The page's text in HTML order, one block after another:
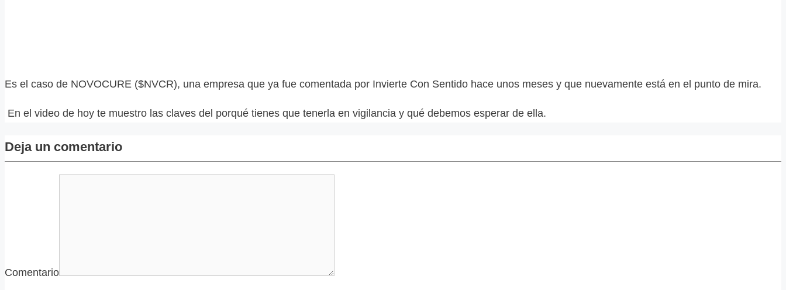
Es el caso de NOVOCURE ($NVCR), una empresa que ya fue comentada por Invierte Con Sentido hace unos meses y que nuevamente está en el punto de mira.
En el video de hoy te muestro las claves del porqué tienes que tenerla en vigilancia y qué debemos esperar de ella.
Deja un comentario
Comentario